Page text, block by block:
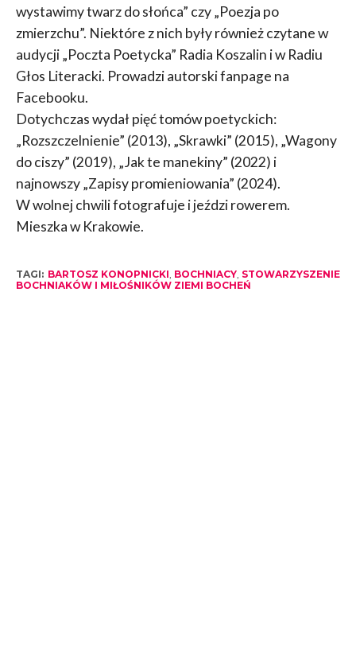
wystawimy twarz do słońca” czy „Poezja po
zmierzchu”. Niektóre z nich były również czytane w
audycji „Poczta Poetycka” Radia Koszalin i w Radiu
Głos Literacki. Prowadzi autorski fanpage na
Facebooku.
Dotychczas wydał pięć tomów poetyckich:
„Rozszczelnienie” (2013), „Skrawki” (2015), „Wagony
do ciszy” (2019), „Jak te manekiny” (2022) i
najnowszy „Zapisy promieniowania” (2024).
W wolnej chwili fotografuje i jeździ rowerem.
Mieszka w Krakowie.
TAGI: BARTOSZ KONOPNICKI, BOCHNIACY, STOWARZYSZENIE
BOCHNIAKÓW I MIŁOŚNIKÓW ZIEMI BOCHEŃ